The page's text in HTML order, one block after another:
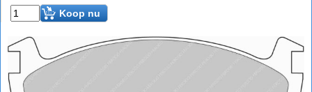
Koop nu